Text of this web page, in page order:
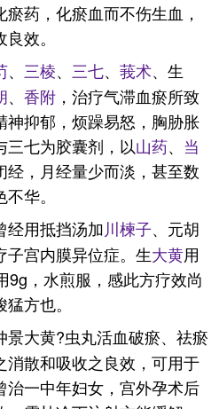
药，化瘀血而不伤生血，
效。
、 三棱、 三七、 莪术、生
、 香附 ，治疗气滞血瘀所致
神抑郁，烦躁易怒，胸胁胀
三七为胶囊剂，以山药、 当
经，月经量少而淡，甚至数
华。
经用抵挡汤加川楝子、元胡
子宫内膜异位症。生大黄用
9g，水煎服，感此方疗效尚
方也。
景大黄?虫丸活血破瘀、祛瘀
散和吸收之良效，可用于
一中年妇女，宫外孕术后